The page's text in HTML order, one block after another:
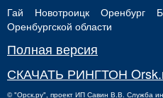
Гай Новотроицк Оренбург
Оренбургской области
Полная версия
СКАЧАТЬ РИНГТОН
©"Орск.ру" , проект ИП Савин В.В. Служба